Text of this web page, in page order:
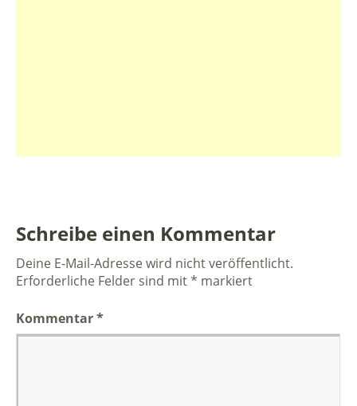
Schreibe einen Kommentar
Deine E-Mail-Adresse wird nicht veröffentlicht.
Erforderliche Felder sind mit* markiert
Kommentar*